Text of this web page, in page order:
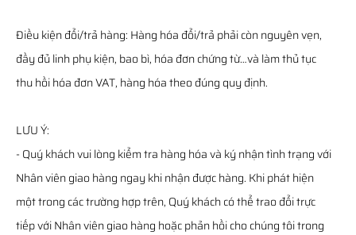
Điều kiện đổi/trả hàng: Hàng hóa đổi/trả phải còn nguyên vẹn,
đầy đủ linh phụ kiện, bao bì, hóa đơn chứng từ…và làm thủ tục
thu hồi hóa đơn VAT, hàng hóa theo đúng quy định.
LƯU Ý:
- Quý khách vui lòng kiểm tra hàng hóa và ký nhận tình trạng với
Nhân viên giao hàng ngay khi nhận được hàng. Khi phát hiện
một trong các trường hợp trên, Quý khách có thể trao đổi trực
tiếp với Nhân viên giao hàng hoặc phản hồi cho chúng tôi trong